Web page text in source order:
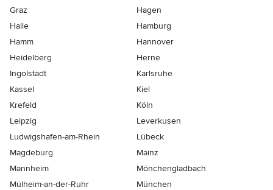
Graz
Hagen
Halle
Hamburg
Hamm
Hannover
Heidelberg
Herne
Ingolstadt
Karlsruhe
Kassel
Kiel
Krefeld
Köln
Leipzig
Leverkusen
Ludwigshafen-am-Rhein
Lübeck
Magdeburg
Mainz
Mannheim
Mönchen­gladbach
Mülheim-an-der-Ruhr
München